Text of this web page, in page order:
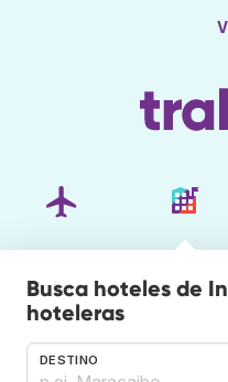
Busca hoteles de
hoteleras
DESTINO